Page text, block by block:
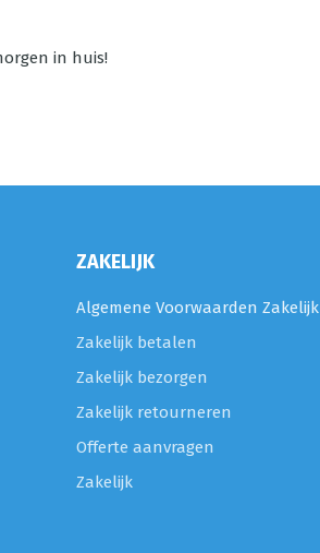
in huis!
ZAKELIJK
Algemene Voorwaarden Zakelijk
Zakelijk betalen
Zakelijk bezorgen
Zakelijk retourneren
Offerte aanvragen
Zakelijk